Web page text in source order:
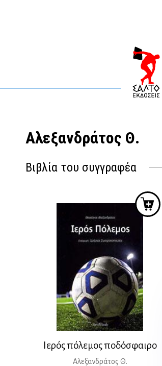
Αλεξανδράτος Θ.
Βιβλία του συγγραφέα
Ιερός πόλεμος ποδόσφαιρο
Αλεξανδράτος Θ.